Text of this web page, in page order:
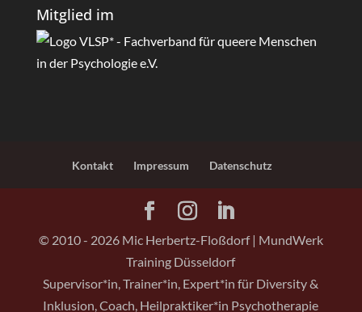
Mitglied im
Kontakt Impressum Datenschutz
© 2010 - 2026Mic Herbertz-Floßdorf | MundWerk
Training Düsseldorf
Supervisor*in, Trainer*in, Expert*in für Diversity &
Inklusion, Coach, Heilpraktiker*in Psychotherapie